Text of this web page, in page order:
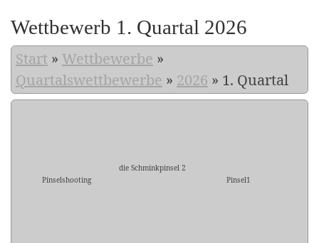
Wettbewerb 1. Quartal 2026
Start » Wettbewerbe »
Quartalswettbewerbe » 2026 » 1. Quartal
Pinselshooting
die Schminkpinsel 2
Pinsel1